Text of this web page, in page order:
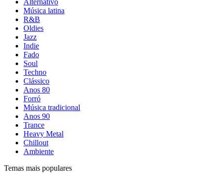
Alternativo
Música latina
R&B
Oldies
Jazz
Indie
Fado
Soul
Techno
Clássico
Anos 80
Forró
Música tradicional
Anos 90
Trance
Heavy Metal
Chillout
Ambiente
Temas mais populares